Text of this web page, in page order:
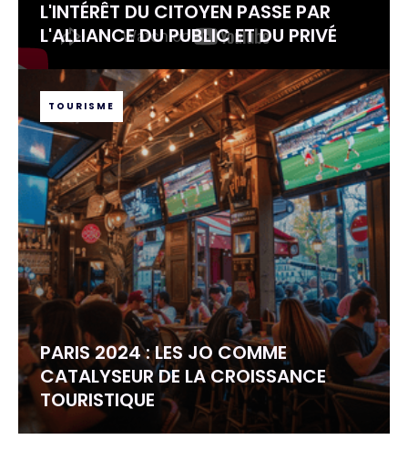
L'INTÉRÊT DU CITOYEN PASSE PAR
L'ALLIANCE DU PUBLIC ET DU PRIVÉ
TOURISME
PARIS 2024 : LES JO COMME
CATALYSEUR DE LA CROISSANCE
TOURISTIQUE